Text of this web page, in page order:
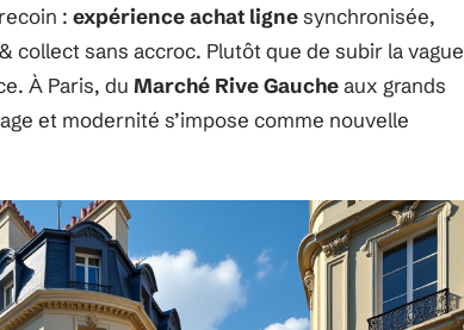
: expérience achat lignesynchronisée,
sans accroc. Plutôt que de subir la vague
À Paris, du Marché Rive Gaucheaux grands
et modernité s’impose comme nouvelle